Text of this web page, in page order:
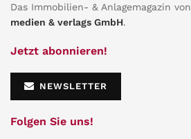
Das Immobilien- & Anlagemagazin von
medien & verlags GmbH.
Jetzt abonnieren!
NEWSLETTER
Folgen Sie uns!